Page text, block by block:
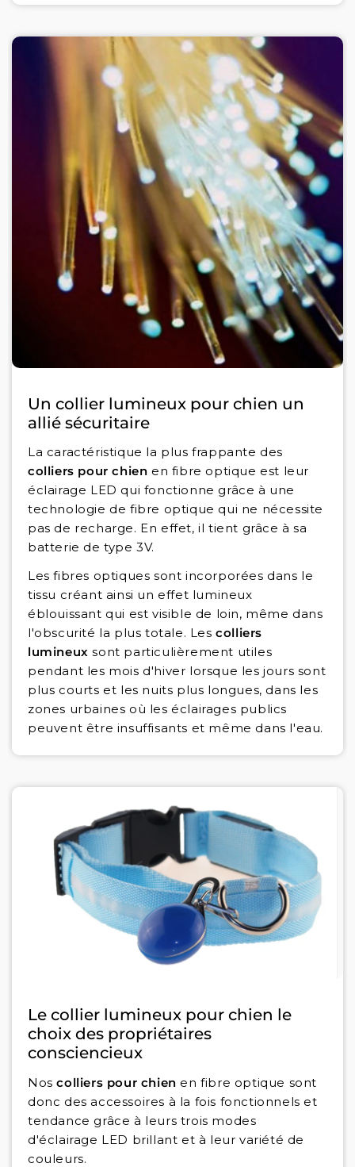
Un collier lumineux pour chien un
allié sécuritaire
La caractéristique la plus frappante des
colliers pour chien en fibre optique est leur
éclairage LED qui fonctionne grâce à une
technologie de fibre optique qui ne nécessite
pas de recharge. En effet, il tient grâce à sa
batterie de type 3V.
Les fibres optiques sont incorporées dans le
tissu créant ainsi un effet lumineux
éblouissant qui est visible de loin, même dans
l'obscurité la plus totale. Les colliers
lumineux sont particulièrement utiles
pendant les mois d'hiver lorsque les jours sont
plus courts et les nuits plus longues, dans les
zones urbaines où les éclairages publics
peuvent être insuffisants et même dans l'eau.
Le collier lumineux pour chien le
choix des propriétaires
consciencieux
Noscolliers pour chien en fibre optique sont
donc des accessoires à la fois fonctionnels et
tendance grâce à leurs trois modes
d'éclairage LED brillant et à leur variété de
couleurs.